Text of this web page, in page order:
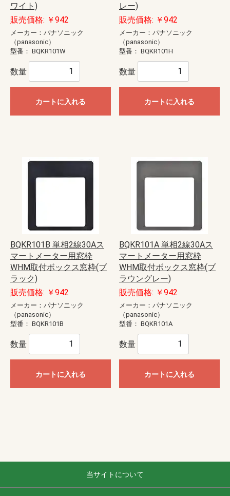
ワイト)
販売価格: ￥942
メーカー：パナソニック
（panasonic）
型番： BQKR101W
数量
カートに入れる
レー)
販売価格: ￥942
メーカー：パナソニック
（panasonic）
型番： BQKR101H
数量
カートに入れる
BQKR101B 単相2線30Aス
マートメーター用窓枠
WHM取付ボックス窓枠(ブ
ラック)
販売価格: ￥942
メーカー：パナソニック
（panasonic）
型番： BQKR101B
数量
カートに入れる
BQKR101A 単相2線30Aス
マートメーター用窓枠
WHM取付ボックス窓枠(ブ
ラウングレー)
販売価格: ￥942
メーカー：パナソニック
（panasonic）
型番： BQKR101A
数量
カートに入れる
当サイトについて